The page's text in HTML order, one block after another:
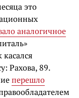
это
аналогичное
Рахова, 89.
перешло